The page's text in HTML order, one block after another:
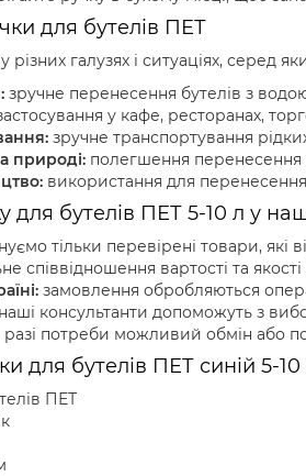
для бутелів ПЕТ
галузях і ситуаціях, серед
зручне перенесення бутелів з
у кафе, ресторанах,
зручне транспортування
природі: полегшення
використання для
для бутелів ПЕТ 5-10 л у
тільки перевірені товари, які
співвідношення вартості та
замовлення обробляються
наші консультанти допоможуть з
разі потреби можливий обмін або
для бутелів ПЕТ синій 5-10
ПЕТ